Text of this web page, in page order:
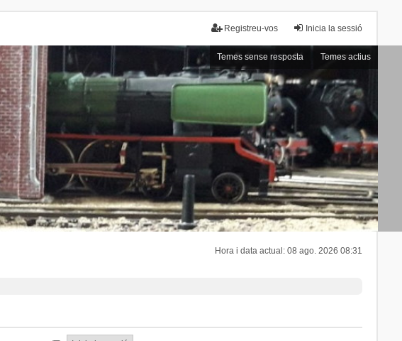
Inicia la sessió
Registreu-vos
Temes sense resposta Temes actius
Hora i data actual: 08 ago. 2026 08:31